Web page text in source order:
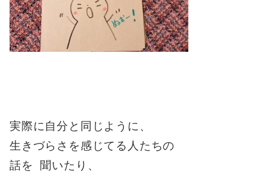
実際に自分と同じように、
生きづらさを感じてる人たちの
話を 聞いたり、